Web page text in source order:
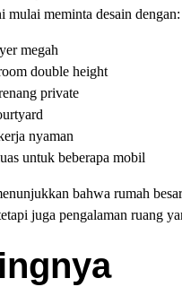
mulai meminta desain dengan:
megah
double height
private
nyaman
untuk beberapa mobil
bahwa rumah
juga pengalaman ruang